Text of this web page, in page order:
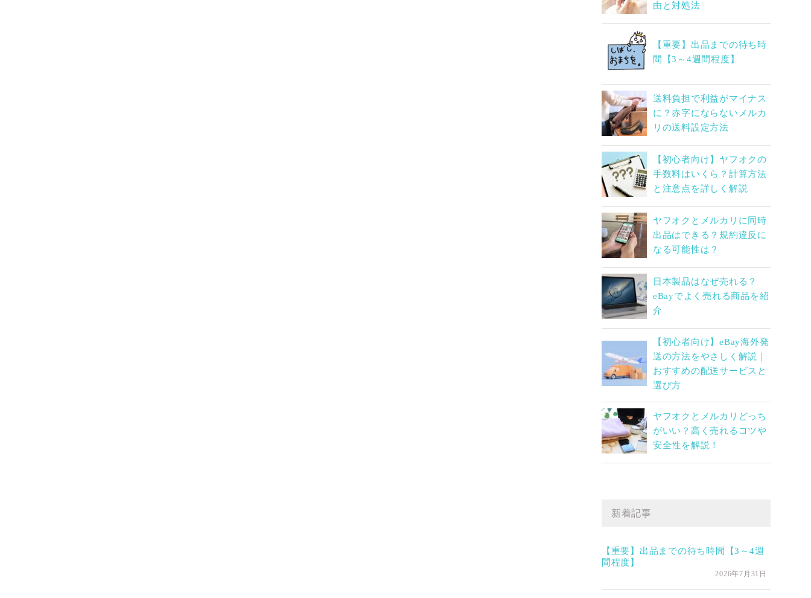
由と対処法
【重要】出品までの待ち時
間【3～4週間程度】
送料負担で利益がマイナス
に？赤字にならないメルカ
リの送料設定方法
【初心者向け】ヤフオクの
手数料はいくら？計算方法
と注意点を詳しく解説
ヤフオクとメルカリに同時
出品はできる？規約違反に
なる可能性は？
日本製品はなぜ売れる？
eBayでよく売れる商品を紹
介
【初心者向け】eBay海外発
送の方法をやさしく解説｜
おすすめの配送サービスと
選び方
ヤフオクとメルカリどっち
がいい？高く売れるコツや
安全性を解説！
新着記事
【重要】出品までの待ち時間【3～4週
間程度】
2026年7月31日